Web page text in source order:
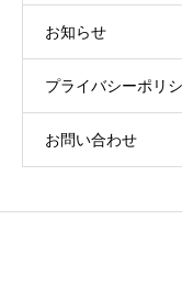
会社概要
アクセス
お知らせ
プライバシーポリ
お問い合わせ